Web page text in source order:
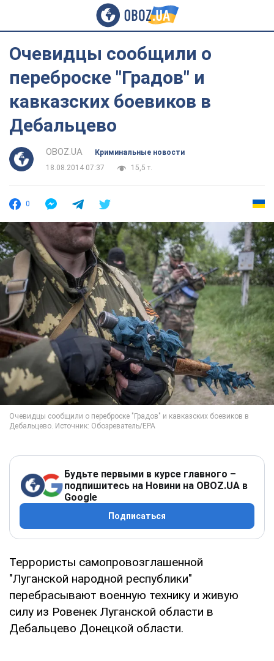
Очевидцы сообщили о
переброске "Градов" и
кавказских боевиков в
Дебальцево
OBOZ.UA
Криминальные новости
18.08.2014 07:37
15,5 т.
0
Будьте первыми в курсе главного –
подпишитесь на Новини на OBOZ.UA в
Google
Подписаться
Террористы самопровозглашенной
"Луганской народной республики"
перебрасывают военную технику и живую
силу из Ровенек Луганской области в
Дебальцево Донецкой области.